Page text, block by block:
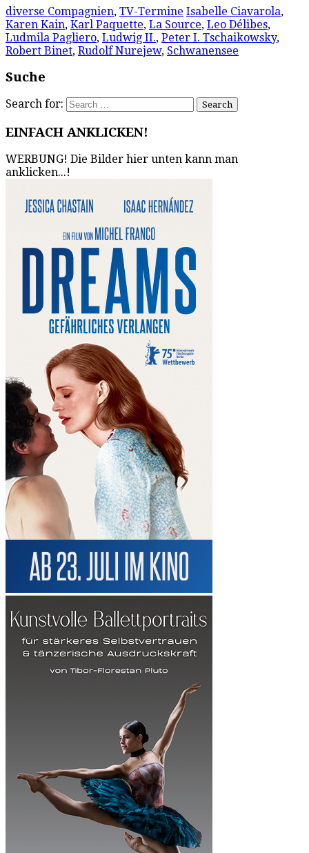
diverse Compagnien, TV-Termine Isabelle Ciavarola,
Karen Kain, Karl Paquette, La Source, Leo Délibes,
Ludmila Pagliero, Ludwig II., Peter I. Tschaikowsky,
Robert Binet, Rudolf Nurejew, Schwanensee
Suche
Search for:
EINFACH ANKLICKEN!
WERBUNG! Die Bilder hier unten kann man
anklicken...!